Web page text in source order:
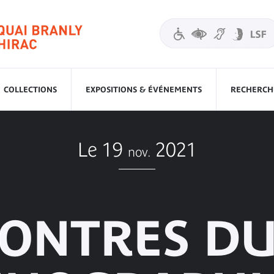
COLLECTIONS EXPOSITIONS & ÉVÉNEMENTS
Le 19 nov. 2021